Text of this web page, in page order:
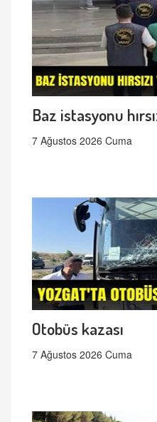
Baz istasyonu
7 Ağustos 2026 Cuma
Otobüs kazası
7 Ağustos 2026 Cuma